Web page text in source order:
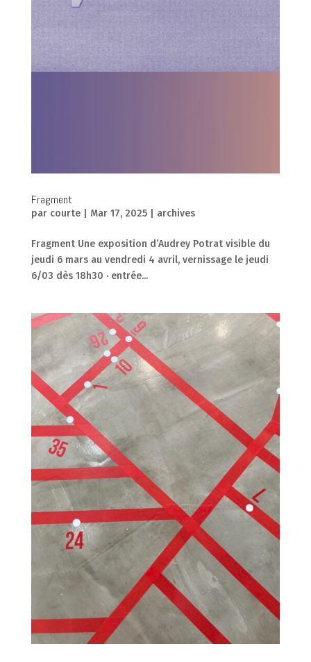
Fragment
par courte| Mar 17, 2025| archives
Fragment Une exposition d’Audrey Potrat visible du
jeudi 6 mars au vendredi 4 avril, vernissage le jeudi
6/03 dès 18h30 · entrée...